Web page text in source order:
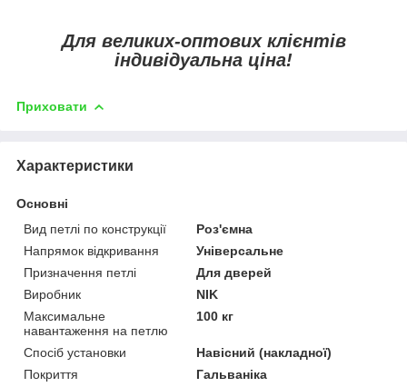
Для великих-оптових клієнтів
індивідуальна ціна!
Приховати
Характеристики
Основні
Вид петлі по конструкції
Роз'ємна
Напрямок відкривання
Універсальне
Призначення петлі
Для дверей
Виробник
NIK
Максимальне
навантаження на петлю
100 кг
Спосіб установки
Навісний (накладної)
Покриття
Гальваніка